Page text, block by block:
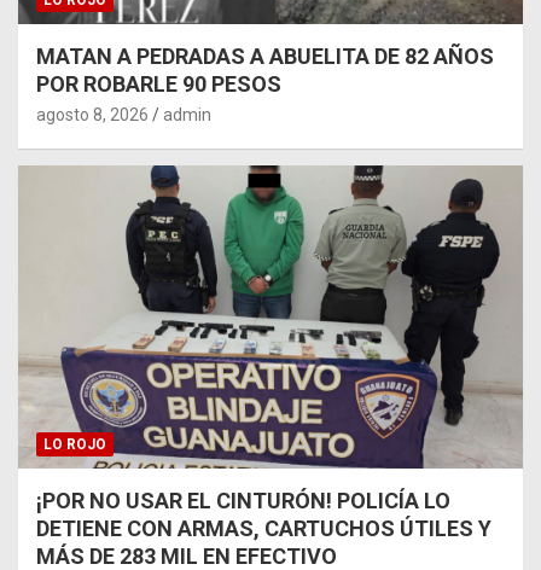
MATAN A PEDRADAS A ABUELITA DE 82 AÑOS
POR ROBARLE 90 PESOS
agosto 8, 2026 admin
LO ROJO
¡POR NO USAR EL CINTURÓN! POLICÍA LO
DETIENE CON ARMAS, CARTUCHOS ÚTILES Y
MÁS DE 283 MIL EN EFECTIVO